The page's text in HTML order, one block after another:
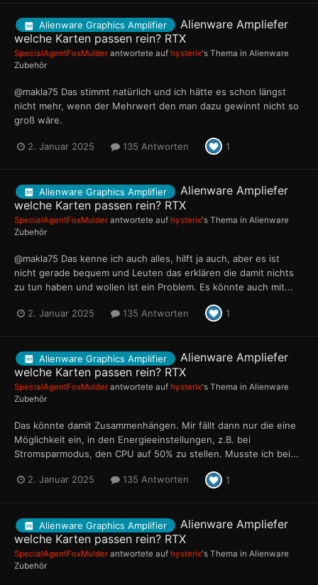
Alienware Graphics Amplifier
Alienware Ampliefer
welche Karten passen rein? RTX
SpecialAgentFoxMulder antwortete auf hysterix's Thema in Alienware
Zubehör
@makla75 Das stimmt natürlich und ich hätte es schon längst
nicht mehr, wenn der Mehrwert den man dazu gewinnt nicht so
groß wäre.
2. Januar 2025 135 Antworten 1
Alienware Graphics Amplifier
Alienware Ampliefer
welche Karten passen rein? RTX
SpecialAgentFoxMulder antwortete auf hysterix's Thema in Alienware
Zubehör
@makla75 Das kenne ich auch alles, hilft ja auch, aber es ist
nicht gerade bequem und Leuten das erklären die damit nichts
zu tun haben und wollen ist ein Problem. Es könnte auch mit...
2. Januar 2025 135 Antworten 1
Alienware Graphics Amplifier
Alienware Ampliefer
welche Karten passen rein? RTX
SpecialAgentFoxMulder antwortete auf hysterix's Thema in Alienware
Zubehör
Das könnte damit Zusammenhängen. Mir fällt dann nur die eine
Möglichkeit ein, in den Energieeinstellungen, z.B. bei
Stromsparmodus, den CPU auf 50% zu stellen. Musste ich bei...
2. Januar 2025 135 Antworten 1
Alienware Graphics Amplifier
Alienware Ampliefer
welche Karten passen rein? RTX
SpecialAgentFoxMulder antwortete auf hysterix's Thema in Alienware
Zubehör